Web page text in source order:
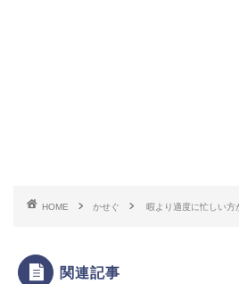
HOME かせぐ 暇より適度に忙しい方
関連記事